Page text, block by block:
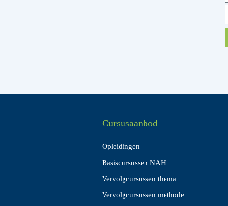
Cursusaanbod
Opleidingen
Basiscursussen NAH
Vervolgcursussen thema
Vervolgcursussen methode